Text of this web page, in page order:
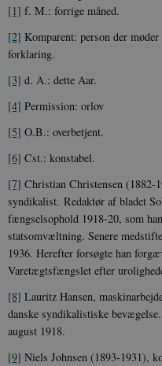
[1] f. M.: forrige måned.
[2] Komparent: person der
forklaring.
[3] d. A.: dette Aar.
[4] Permission: orlov
[5] O.B.: overbetjent.
[6] Cst.: konstabel.
[7] Christian Christensen (1882-
syndikalist. Redaktør af bladet
fængselsophold 1918-20, som
statsomvæltning. Senere
1936. Herefter forsøgte han
Varetægtsfængslet efter
[8] Lauritz Hansen,
danske syndikalistiske
august 1918.
[9] Niels Johnsen (1893-1931),